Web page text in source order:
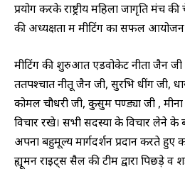
प्रयोग करके राष्ट्रीय महिला जागृति मंच
की अध्यक्षता में मीटिंग का सफल आयोजन
मीटिंग की शुरुआत एडवोकेट नीता जैन जी
ततपश्चात नीतू जैन जी, सुरभि धींग जी,
कोमल चौधरी जी, कुसुम पण्ड्या जी ,
विचार रखे। सभी सदस्यों के विचार लेने के
अपना बहुमूल्य मार्गदर्शन प्रदान करते
ह्यूमन राइट्स सैल की टीम द्वारा पिछड़े व